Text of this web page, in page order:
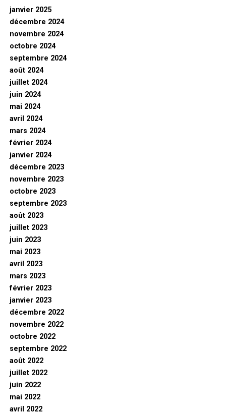
janvier 2025
décembre 2024
novembre 2024
octobre 2024
septembre 2024
août 2024
juillet 2024
juin 2024
mai 2024
avril 2024
mars 2024
février 2024
janvier 2024
décembre 2023
novembre 2023
octobre 2023
septembre 2023
août 2023
juillet 2023
juin 2023
mai 2023
avril 2023
mars 2023
février 2023
janvier 2023
décembre 2022
novembre 2022
octobre 2022
septembre 2022
août 2022
juillet 2022
juin 2022
mai 2022
avril 2022